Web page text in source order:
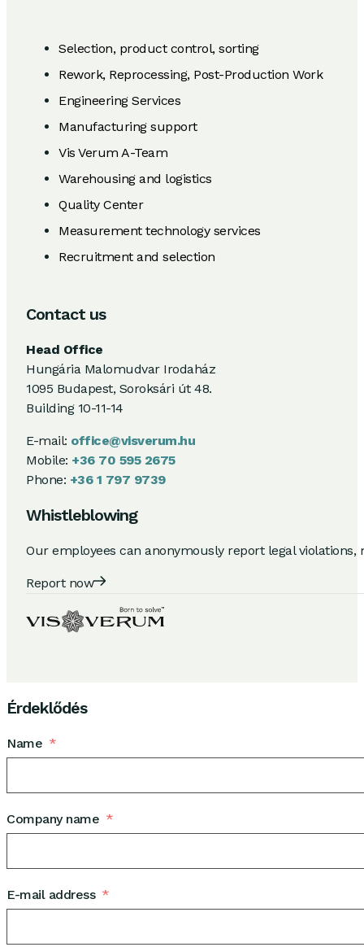
Selection, product control, sorting
Rework, Reprocessing, Post-Production Work
Engineering Services
Manufacturing support
Vis Verum A-Team
Warehousing and logistics
Quality Center
Measurement technology services
Recruitment and selection
Contact us
Head Office
Hungária Malomudvar Irodaház
1095 Budapest, Soroksári út 48.
Building 10-11-14
E-mail: office@visverum.hu
Mobile: +36 70 595 2675
Phone: +36 1 797 9739
Whistleblowing
Our employees can anonymously report legal
Report now
Érdeklődés
Name
Company name
E-mail address